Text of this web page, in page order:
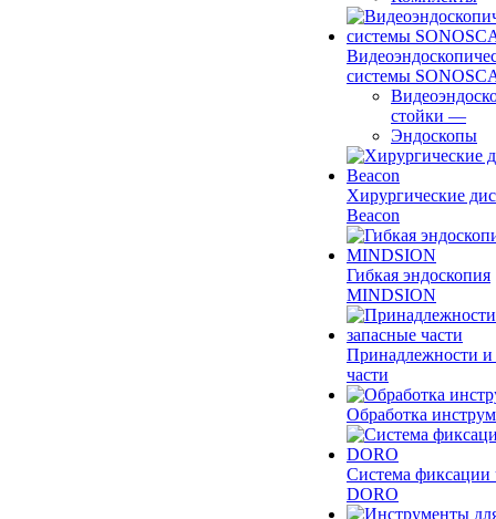
системы
стойки —
Эндоскопы
Хирургические
Beacon
Гибкая эндоскопия
MINDSION
Принадлежности и
части
Обработка
Система фиксации
DORO